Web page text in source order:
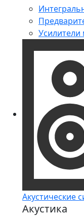
Акустические
Акустика